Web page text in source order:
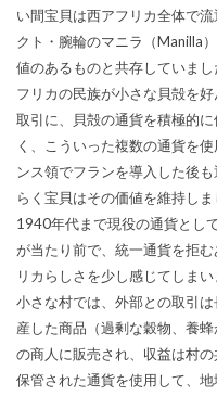
い間宝貝は西アフリカ全体で
クト・腕輪のマニラ（Manilla
値のあるものと共存していま
フリカの民族が小さな貝殻を
取引に、貝殻の通貨を積極的
く、こういった複数の通貨を
ンス領でフランを導入した後
らく宝貝はその価値を維持し
1940年代まで現役の通貨とし
が当たり前で、統一通貨を拒
リカらしさを少し感じてしま
小さな村では、外部との取引
産した商品（過剰な穀物、養
の商人に販売され、収益は村
保管された通貨を使用して、